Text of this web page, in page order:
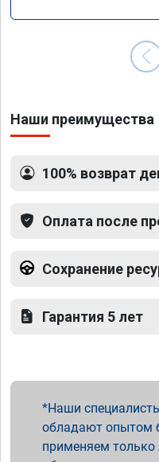
Наши преимущества
100% возврат
Оплата после
Сохранение
Гарантия 5 лет
Наши
обладают опытом
применяем только